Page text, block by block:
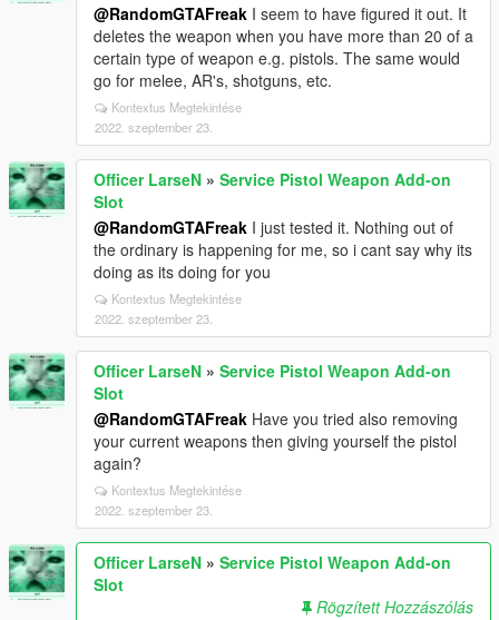
@RandomGTAFreak I seem to have figured it out. It
deletes the weapon when you have more than 20 of a
certain type of weapon e.g. pistols. The same would
go for melee, AR's, shotguns, etc.
Kontextus Megtekintése
2022. szeptember 23.
Officer LarseN » Service Pistol Weapon Add-on
Slot
@RandomGTAFreak I just tested it. Nothing out of
the ordinary is happening for me, so i cant say why its
doing as its doing for you
Kontextus Megtekintése
2022. szeptember 23.
Officer LarseN » Service Pistol Weapon Add-on
Slot
@RandomGTAFreak Have you tried also removing
your current weapons then giving yourself the pistol
again?
Kontextus Megtekintése
2022. szeptember 23.
Officer LarseN » Service Pistol Weapon Add-on
Slot
Rögzített Hozzászólás